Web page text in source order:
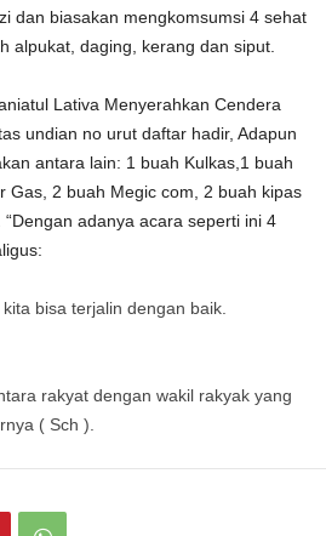
dan biasakan mengkomsumsi 4 sehat
alpukat, daging, kerang dan siput.
Lativa Menyerahkan Cendera
undian no urut daftar hadir, Adapun
antara lain: 1 buah Kulkas,1 buah
Gas, 2 buah Megic com, 2 buah kipas
adanya acara seperti ini 4
bisa terjalin dengan baik.
rakyat dengan wakil rakyak yang
( Sch ).